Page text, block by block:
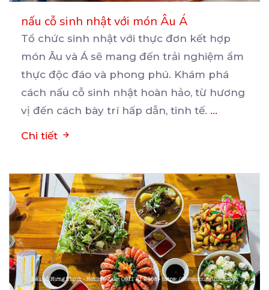
nấu cỗ sinh nhật với món Âu Á
Tổ chức sinh nhật với thực đơn kết hợp
món Âu và Á sẽ mang đến trải nghiệm ẩm
thực độc đáo và phong phú. Khám phá
cách nấu cỗ sinh nhật hoàn hảo, từ hương
vị đến cách bày trí hấp dẫn, tinh tế. ...
Chi tiết